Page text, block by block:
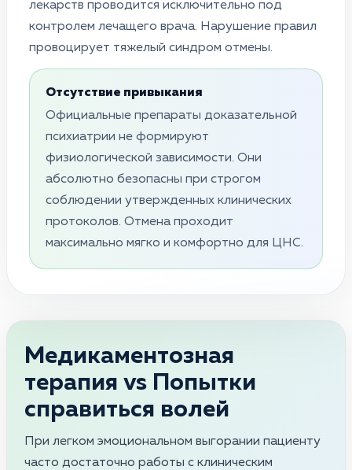
лекарств проводится исключительно под
контролем лечащего врача. Нарушение правил
провоцирует тяжелый синдром отмены.
Отсутствие привыкания
Официальные препараты доказательной
психиатрии не формируют
физиологической зависимости. Они
абсолютно безопасны при строгом
соблюдении утвержденных клинических
протоколов. Отмена проходит
максимально мягко и комфортно для ЦНС.
Медикаментозная
терапия vs Попытки
справиться волей
При легком эмоциональном выгорании пациенту
часто достаточно работы с клиническим